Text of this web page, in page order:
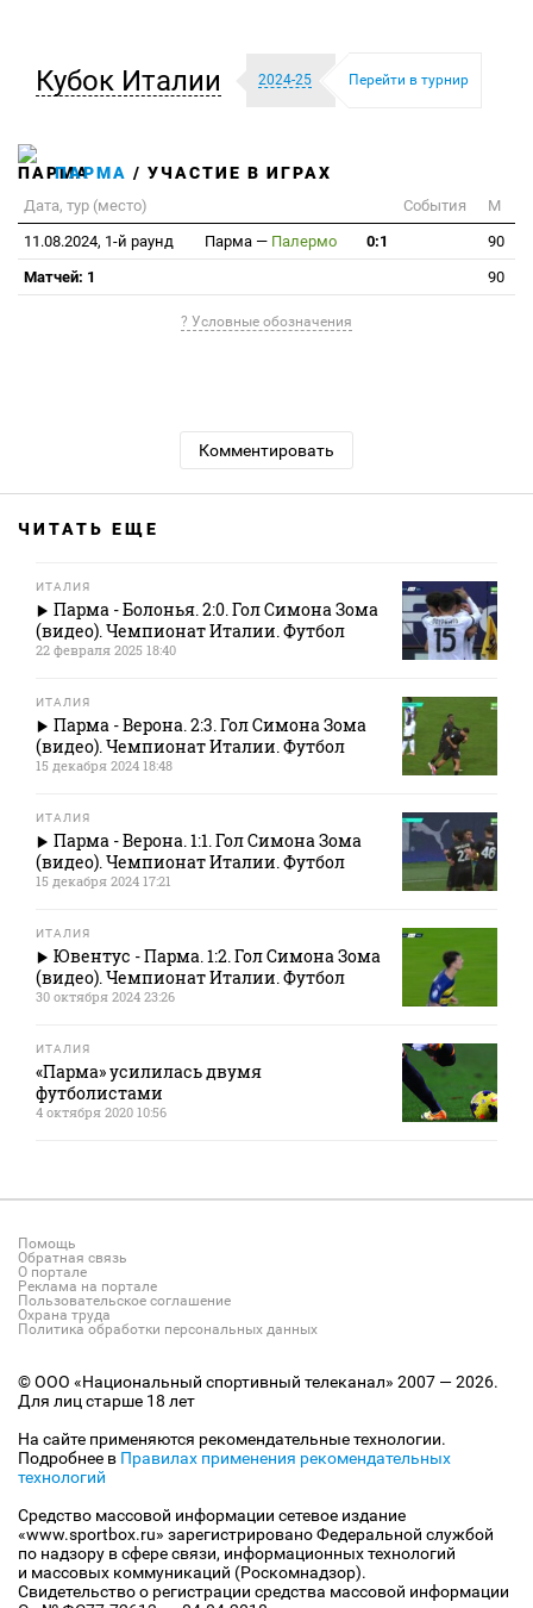
Кубок Италии 2024-25 Перейти в турнир
ПАРМА / УЧАСТИЕ В ИГРАХ
Дата, тур (место) События
М
11.08.2024, 1-й раунд
Парма — Палермо 0:1
90
Матчей: 1
90
? Условные обозначения
Комментировать
ЧИТАТЬ ЕЩЕ
ИТАЛИЯ
Парма - Болонья. 2:0. Гол Симона Зома
(видео). Чемпионат Италии. Футбол
22 февраля 2025 18:40
ИТАЛИЯ
Парма - Верона. 2:3. Гол Симона Зома
(видео). Чемпионат Италии. Футбол
15 декабря 2024 18:48
ИТАЛИЯ
Парма - Верона. 1:1. Гол Симона Зома
(видео). Чемпионат Италии. Футбол
15 декабря 2024 17:21
ИТАЛИЯ
Ювентус - Парма. 1:2. Гол Симона Зома
(видео). Чемпионат Италии. Футбол
30 октября 2024 23:26
ИТАЛИЯ
«Парма» усилилась двумя
футболистами
4 октября 2020 10:56
Помощь
Обратная связь
О портале
Реклама на портале
Пользовательское соглашение
Охрана труда
Политика обработки персональных данных
© ООО «Национальный спортивный телеканал» 2007 — 2026.
Для лиц старше 18 лет
На сайте применяются рекомендательные технологии.
Подробнее в Правилах применения рекомендательных
технологий
Средство массовой информации сетевое издание
«www.sportbox.ru» зарегистрировано Федеральной службой
по надзору в сфере связи, информационных технологий
и массовых коммуникаций (Роскомнадзор).
Свидетельство о регистрации средства массовой информации